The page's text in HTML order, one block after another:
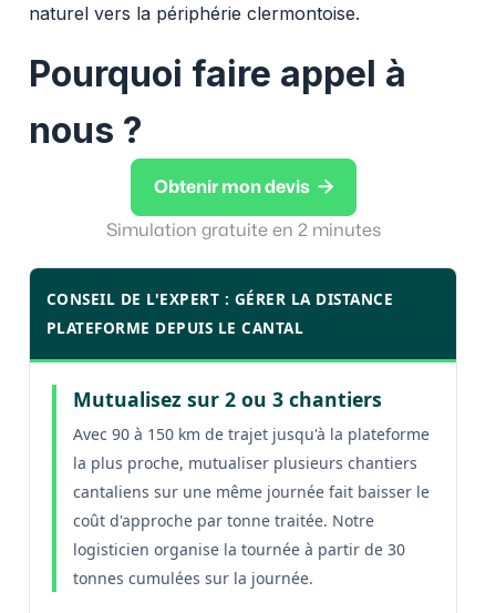
naturel vers la périphérie clermontoise.
Pourquoi faire appel à
nous ?
Obtenir mon devis 
Simulation gratuite en 2 minutes
CONSEIL DE L'EXPERT : GÉRER LA DISTANCE
PLATEFORME DEPUIS LE CANTAL
Mutualisez sur 2 ou 3 chantiers
Avec 90 à 150 km de trajet jusqu'à la plateforme
la plus proche, mutualiser plusieurs chantiers
cantaliens sur une même journée fait baisser le
coût d'approche par tonne traitée. Notre
logisticien organise la tournée à partir de 30
tonnes cumulées sur la journée.